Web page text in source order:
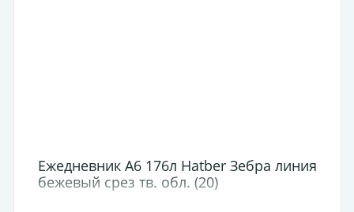
Ежедневник А6 176л Hatber Зебра линия
бежевый срез тв. обл. (20)